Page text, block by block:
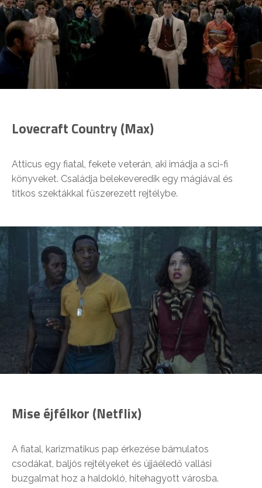
Lovecraft Country (Max)
Atticus egy fiatal, fekete veterán, aki imádja a sci-fi
könyveket. Családja belekeveredik egy mágiával és
titkos szektákkal fűszerezett rejtélybe.
Mise éjfélkor (Netflix)
A fiatal, karizmatikus pap érkezése bámulatos
csodákat, baljós rejtélyeket és újjáéledő vallási
buzgalmat hoz a haldokló, hitehagyott városba.